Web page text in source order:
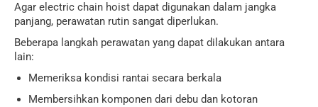
Agar electric chain hoist dapat digunakan dalam jangka
panjang, perawatan rutin sangat diperlukan.
Beberapa langkah perawatan yang dapat dilakukan antara
lain:
Memeriksa kondisi rantai secara berkala
Membersihkan komponen dari debu dan kotoran